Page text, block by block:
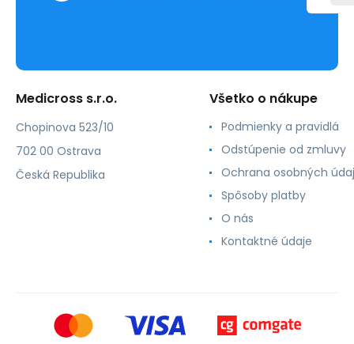
Medicross s.r.o.
Chopinova 523/10
702 00 Ostrava
Česká Republika
Všetko o nákupe
Podmienky a pravidlá
Odstúpenie od zmluvy
Ochrana osobných
Spôsoby platby
O nás
Kontaktné údaje